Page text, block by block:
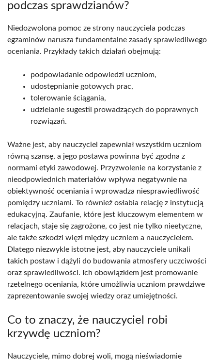
podczas sprawdzianów?
Niedozwolona pomoc ze strony nauczyciela podczas
egzaminów narusza fundamentalne zasady sprawiedliwego
oceniania. Przykłady takich działań obejmują:
podpowiadanie odpowiedzi uczniom,
udostępnianie gotowych prac,
tolerowanie ściągania,
udzielanie sugestii prowadzących do poprawnych
rozwiązań.
Ważne jest, aby nauczyciel zapewniał wszystkim uczniom
równą szansę, a jego postawa powinna być zgodna z
normami etyki zawodowej. Przyzwolenie na korzystanie z
nieodpowiednich materiałów wpływa negatywnie na
obiektywność oceniania i wprowadza niesprawiedliwość
pomiędzy uczniami. To również osłabia relację z instytucją
edukacyjną. Zaufanie, które jest kluczowym elementem w
relacjach, staje się zagrożone, co jest nie tylko nieetyczne,
ale także szkodzi więzi między uczniem a nauczycielem.
Dlatego niezwykle istotne jest, aby nauczyciele unikali
takich postaw i dążyli do budowania atmosfery uczciwości
oraz sprawiedliwości. Ich obowiązkiem jest promowanie
rzetelnego oceniania, które umożliwia uczniom prawdziwe
zaprezentowanie swojej wiedzy oraz umiejętności.
Co to znaczy, że nauczyciel robi
krzywdę uczniom?
Nauczyciele, mimo dobrej woli, mogą nieświadomie